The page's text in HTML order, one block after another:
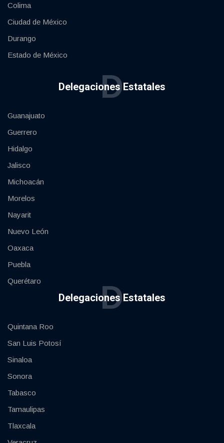
Colima
Ciudad de México
Durango
Estado de México
Delegaciones Estatales
D
Guanajuato
Guerrero
Hidalgo
Jalisco
Michoacán
Morelos
Nayarit
Nuevo León
Oaxaca
Puebla
Querétaro
Delegaciones Estatales
D
Quintana Roo
San Luis Potosí
Sinaloa
Sonora
Tabasco
Tamaulipas
Tlaxcala